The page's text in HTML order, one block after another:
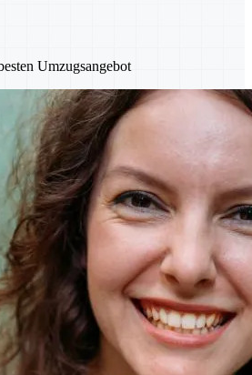
Umzugsangebot